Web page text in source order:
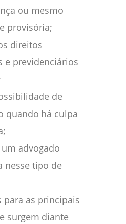
ou mesmo
provisória;
direitos
e previdenciários
de
quando há culpa
advogado
nesse tipo de
para as principais
surgem diante